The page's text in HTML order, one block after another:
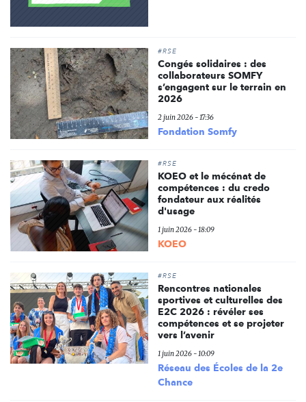
#RSE
Congés solidaires : des
collaborateurs SOMFY
s’engagent sur le terrain en
2026
2 juin 2026 - 17:36
Fondation Somfy
#RSE
KOEO et le mécénat de
compétences : du credo
fondateur aux réalités
d'usage
1 juin 2026 - 18:09
KOEO
#RSE
Rencontres nationales
sportives et culturelles des
E2C 2026 : révéler ses
compétences et se projeter
vers l’avenir
1 juin 2026 - 10:09
Réseau des Écoles de la 2e
Chance